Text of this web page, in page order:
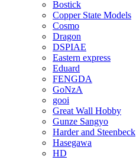
Bostick
Copper State Models
Cosmo
Dragon
DSPIAE
Eastern express
Eduard
FENGDA
GoNzA
gooi
Great Wall Hobby
Gunze Sangyo
Harder and Steenbeck
Hasegawa
HD